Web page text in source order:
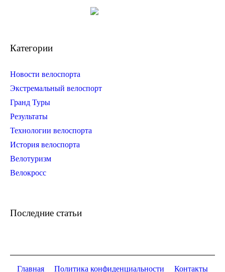
Категории
Новости велоспорта
Экстремальный велоспорт
Гранд Туры
Результаты
Технологии велоспорта
История велоспорта
Велотуризм
Велокросс
Последние статьи
Главная Политика конфиденциальности Контакты